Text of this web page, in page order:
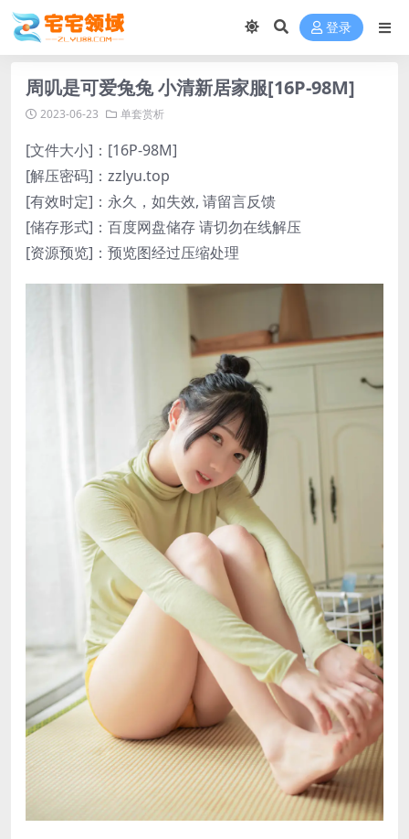
登录
周叽是可爱兔兔 小清新居家服[16P-98M]
2023-06-23 单套赏析
[文件大小]：[16P-98M]
[解压密码]：zzlyu.top
[有效时定]：永久，如失效, 请留言反馈
[储存形式]：百度网盘储存 请切勿在线解压
[资源预览]：预览图经过压缩处理